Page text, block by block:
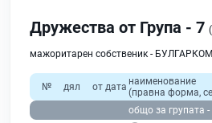
Дружества от Група - 7
мажоритарен собственик -
№ дял от дата наименование
(правна форма,
общо за групата